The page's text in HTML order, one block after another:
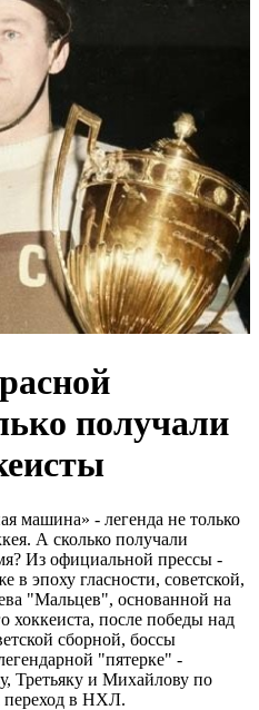
получали
машина» - легенда не только
А сколько получали
Из официальной прессы -
в эпоху гласности, советской,
"Мальцев", основанной на
хоккеиста, после победы над
сборной, боссы
"пятерке" -
Третьяку и Михайлову по
переход в НХЛ.